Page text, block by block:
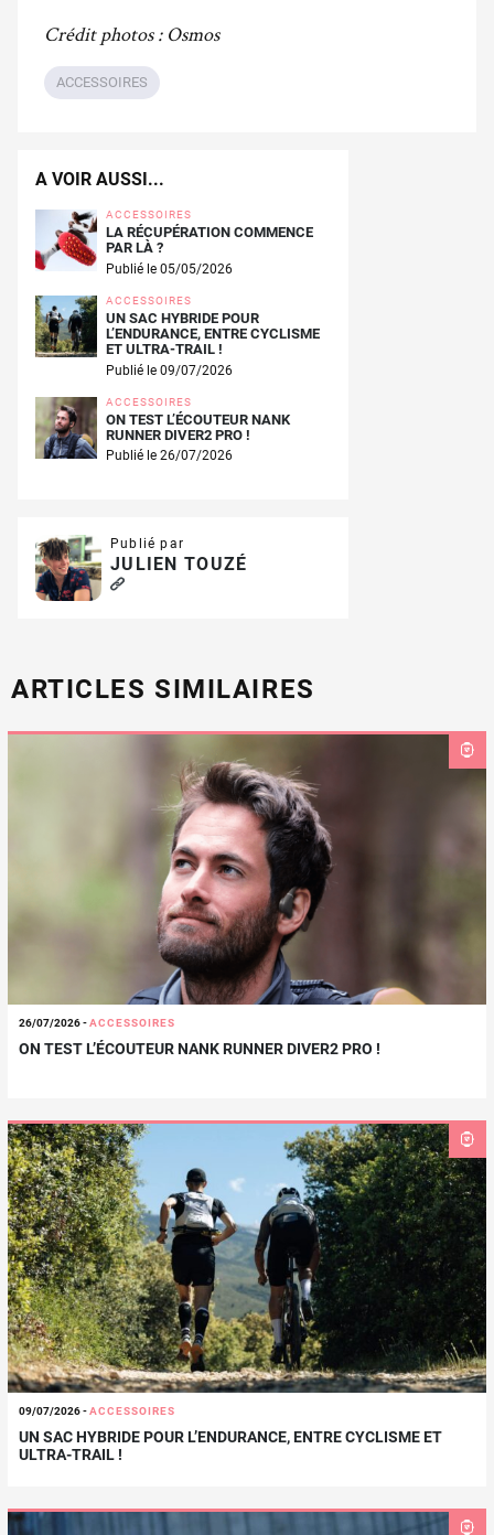
Crédit photos : Osmos
ACCESSOIRES
A VOIR AUSSI...
ACCESSOIRES
LA RÉCUPÉRATION COMMENCE
PAR LÀ ?
Publié le 05/05/2026
ACCESSOIRES
UN SAC HYBRIDE POUR
L’ENDURANCE, ENTRE CYCLISME
ET ULTRA-TRAIL !
Publié le 09/07/2026
ACCESSOIRES
ON TEST L’ÉCOUTEUR NANK
RUNNER DIVER2 PRO !
Publié le 26/07/2026
Publié par
JULIEN TOUZÉ
ARTICLES SIMILAIRES
26/07/2026-ACCESSOIRES
ON TEST L’ÉCOUTEUR NANK RUNNER DIVER2 PRO !
09/07/2026-ACCESSOIRES
UN SAC HYBRIDE POUR L’ENDURANCE, ENTRE CYCLISME ET
ULTRA-TRAIL !